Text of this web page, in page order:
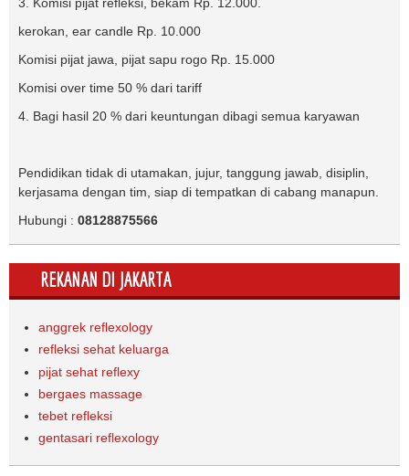
kerokan, ear candle Rp. 10.000
Komisi pijat jawa, pijat sapu rogo Rp. 15.000
Komisi over time 50 % dari tariff
4. Bagi hasil 20 % dari keuntungan dibagi semua karyawan
Pendidikan tidak di utamakan, jujur, tanggung jawab, disiplin,
kerjasama dengan tim, siap di tempatkan di cabang manapun.
Hubungi : 08128875566
REKANAN DI JAKARTA
anggrek reflexology
refleksi sehat keluarga
pijat sehat reflexy
bergaes massage
tebet refleksi
gentasari reflexology